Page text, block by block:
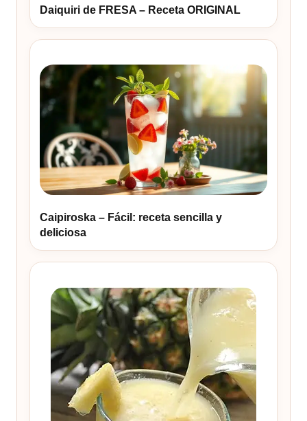
Daiquiri de FRESA – Receta ORIGINAL
Caipiroska – Fácil: receta sencilla y
deliciosa